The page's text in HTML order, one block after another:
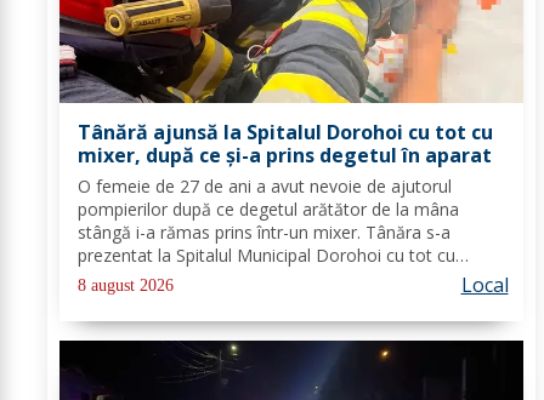
Tânără ajunsă la Spitalul Dorohoi cu tot cu
mixer, după ce și-a prins degetul în aparat
O femeie de 27 de ani a avut nevoie de ajutorul
pompierilor după ce degetul arătător de la mâna
stângă i-a rămas prins într-un mixer. Tânăra s-a
prezentat la Spitalul Municipal Dorohoi cu tot cu
aparatul electrocasnic, iar medicii au solicitat
intervenția salvatorilor. Pompierii din cadrul...
8 august 2026 Local